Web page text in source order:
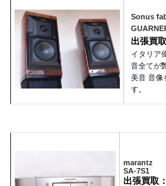
Sonus
出張買
イタリア
音全てが
美音 音像
す。
marantz
SA-7S1
出張買取